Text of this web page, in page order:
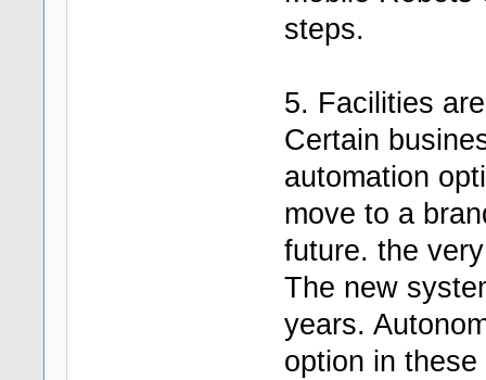
steps.
5. Facilities
Certain
automation
move to a
future. the
The new
years.
option in